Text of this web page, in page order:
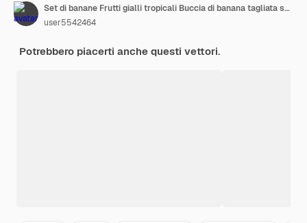
Set di banane Frutti gialli tropicali Buccia di banana tagliata sbucciata Illustrazione vettoriale
user5542464
Potrebbero piacerti anche questi vettori.